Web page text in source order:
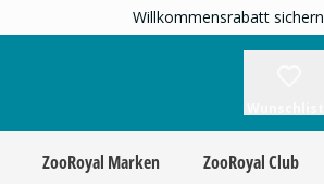
Willkommensrabatt sichern
ZooRoyal Marken ZooRoyal Club